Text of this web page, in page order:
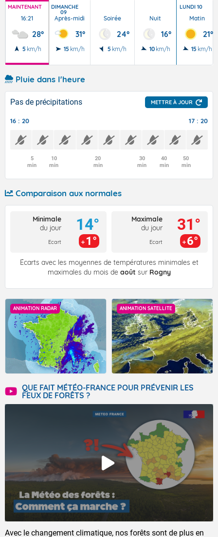
MAINTENANT
16:21
28°
5 km/h
DIMANCHE
09
Après-midi
31°
15 km/h
Soirée
24°
5 km/h
Nuit
16°
10 km/h
LUNDI 10
Matin
21°
15 km/h
Pluie dans l'heure
Pas de précipitations METTRE À JOUR
16 : 20 17 : 20
5
min
10
min
20
min
30
min
40
min
50
min
Comparaison aux normales
Minimale
du jour
Ecart
14°
1°
Maximale
du jour
Ecart
31°
6°
Écarts avec les moyennes de températures minimales et
maximales du mois de août sur Rogny
ANIMATION RADAR ANIMATION SATELLITE
QUE FAIT MÉTÉO-FRANCE POUR PRÉVENIR LES
FEUX DE FORÊTS ?
Avec le changement climatique, nos forêts sont de plus en